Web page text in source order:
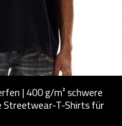
| 400 g/m² schwere
Streetwear-T-Shirts für